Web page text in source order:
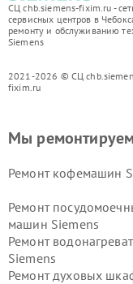
СЦ chb.siemens-fixim.ru -
сервисных центров в
ремонту и обслуживанию
Siemens
2021-2026 © СЦ
fixim.ru
Мы
Ремонт кофемашин
Ремонт
машин Siemens
Ремонт
Siemens
Ремонт духовых